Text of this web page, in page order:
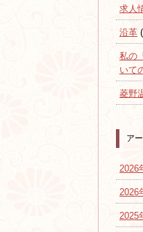
求人
沿革
私の
いて
菱野
ア
2026
2026
2025